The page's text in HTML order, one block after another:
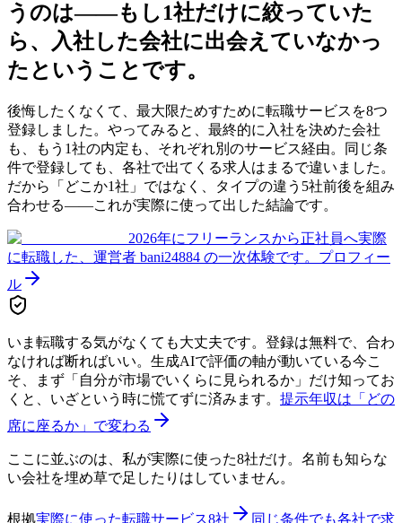
うのは——もし1社だけに絞っていた
ら、入社した会社に出会えていなかっ
た ということです。
後悔したくなくて、最大限ためすために転職サービスを8つ
登録しました。やってみると、最終的に入社を決めた会社
も、もう1社の内定も、それぞれ別のサービス経由。同じ条
件で登録しても、各社で出てくる求人はまるで違いました。
だから「どこか1社」ではなく、タイプの違う5社前後を組み
合わせる——これが実際に使って出した結論です。
2026年にフリーランスから正社員へ実際
に転職した、運営者 bani24884 の一次体験です。 プロフィー
ル
いま転職する気がなくても大丈夫です。登録は無料で、合わ
なければ断ればいい。生成AIで評価の軸が動いている今こ
そ、まず「自分が市場でいくらに見られるか」だけ知ってお
くと、いざという時に慌てずに済みます。 提示年収は「どの
席に座るか」で変わる
ここに並ぶのは、私が実際に使った8社だけ。名前も知らな
い会社を埋め草で足したりはしていません。
根拠実際に使った転職サービス8社
同じ条件でも各社で求